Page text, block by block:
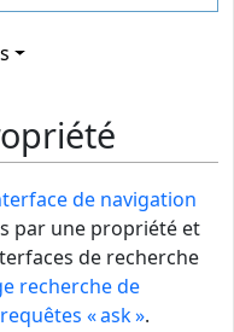
de navigation
par une propriété et
de recherche
recherche de
« ask ».